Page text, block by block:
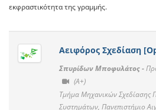
εκφραστικότητα της γραμμής.
Αειφόρος Σχεδίαση
Σπυρίδων Μποφυλάτος -
(A+)
Τμήμα Μηχανικών Σχεδίασης
Συστημάτων, Πανεπιστήμιο